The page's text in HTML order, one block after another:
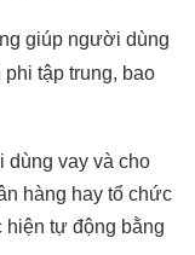
giúp người dùng
tập trung, bao
dùng vay và cho
hàng hay tổ chức
tự động bằng